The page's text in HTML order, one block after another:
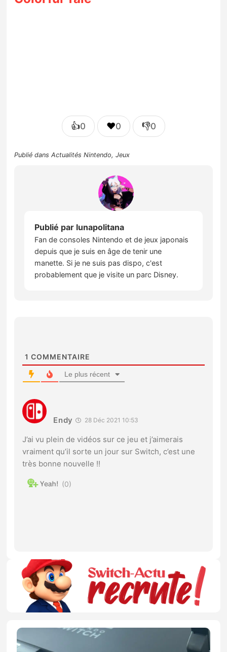
👍0 ❤️0 👎0
Publié dansActualités Nintendo,Jeux
Publié par lunapolitana
Fan de consoles Nintendo et de jeux japonais
depuis que je suis en âge de tenir une
manette. Si je ne suis pas dispo, c'est
probablement que je visite un parc Disney.
1 COMMENTAIRE
Le plus récent
Endy 28 Déc 2021 10:53
J’ai vu plein de vidéos sur ce jeu et j’aimerais
vraiment qu’il sorte un jour sur Switch, c’est une
très bonne nouvelle !!
0